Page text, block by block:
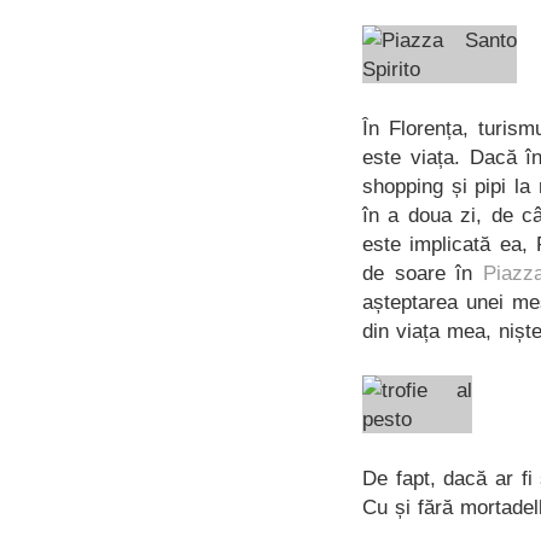
În Florența,
este viața. Dacă
shopping și pipi la
în a doua zi, de
este implicată ea,
de soare în
așteptarea unei
din viața mea,
De fapt, dacă ar
Cu și fără